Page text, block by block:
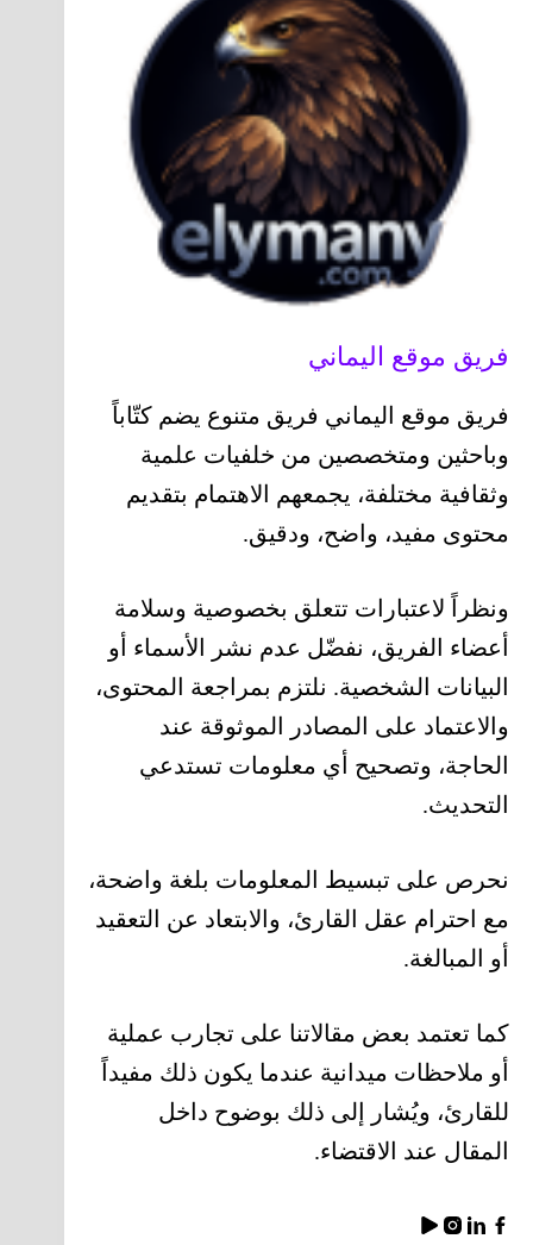
فريق موقع اليماني
فريق موقع اليماني فريق متنوع يضم كتّاباً
وباحثين ومتخصصين من خلفيات علمية
وثقافية مختلفة، يجمعهم الاهتمام بتقديم
محتوى مفيد، واضح، ودقيق.
ونظراً لاعتبارات تتعلق بخصوصية وسلامة
أعضاء الفريق، نفضّل عدم نشر الأسماء أو
البيانات الشخصية. نلتزم بمراجعة المحتوى،
والاعتماد على المصادر الموثوقة عند
الحاجة، وتصحيح أي معلومات تستدعي
التحديث.
نحرص على تبسيط المعلومات بلغة واضحة،
مع احترام عقل القارئ، والابتعاد عن التعقيد
أو المبالغة.
كما تعتمد بعض مقالاتنا على تجارب عملية
أو ملاحظات ميدانية عندما يكون ذلك مفيداً
للقارئ، ويُشار إلى ذلك بوضوح داخل
المقال عند الاقتضاء.